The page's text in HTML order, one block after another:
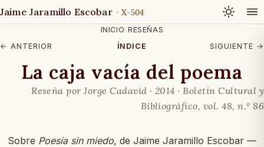
Jaime Jaramillo Escobar · X-504
INICIO/RESEÑAS
← ANTERIOR
ÍNDICE SIGUIENTE →
La caja vacía del poema
Reseña por Jorge Cadavid · 2014 ·Boletín Cultural y
Bibliográfico, vol. 48, n.º 86
Sobre Poesía sin miedo, de Jaime Jaramillo Escobar —